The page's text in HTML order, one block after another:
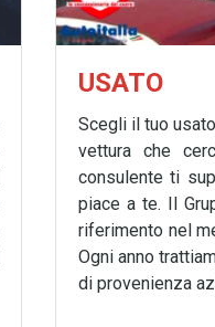
USATO
Scegli il tuo
vettura che
consulente ti
piace a te. Il
riferimento nel
Ogni anno
di provenienza